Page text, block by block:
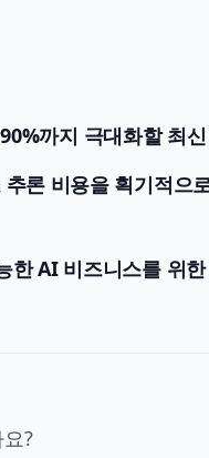
까지 극대화할 최
론 비용을 획기적으
한AI 비즈니스를 위
?